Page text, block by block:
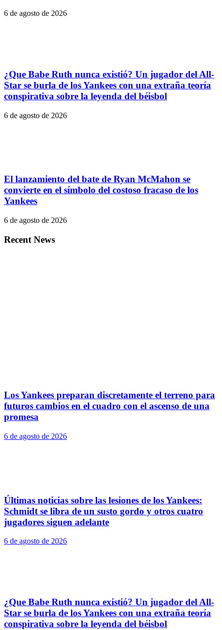
6 de agosto de 2026
¿Que Babe Ruth nunca existió? Un jugador del All-
Star se burla de los Yankees con una extraña teoría
conspirativa sobre la leyenda del béisbol
6 de agosto de 2026
El lanzamiento del bate de Ryan McMahon se
convierte en el símbolo del costoso fracaso de los
Yankees
6 de agosto de 2026
Recent News
Los Yankees preparan discretamente el terreno para
futuros cambios en el cuadro con el ascenso de una
promesa
6 de agosto de 2026
Últimas noticias sobre las lesiones de los Yankees:
Schmidt se libra de un susto gordo y otros cuatro
jugadores siguen adelante
6 de agosto de 2026
¿Que Babe Ruth nunca existió? Un jugador del All-
Star se burla de los Yankees con una extraña teoría
conspirativa sobre la leyenda del béisbol